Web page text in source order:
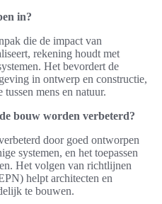
in?
die de impact van
rekening houdt met
Het bevordert de
in ontwerp en constructie,
mens en natuur.
bouw worden verbeterd?
door goed ontworpen
systemen, en het toepassen
Het volgen van richtlijnen
helpt architecten en
te bouwen.